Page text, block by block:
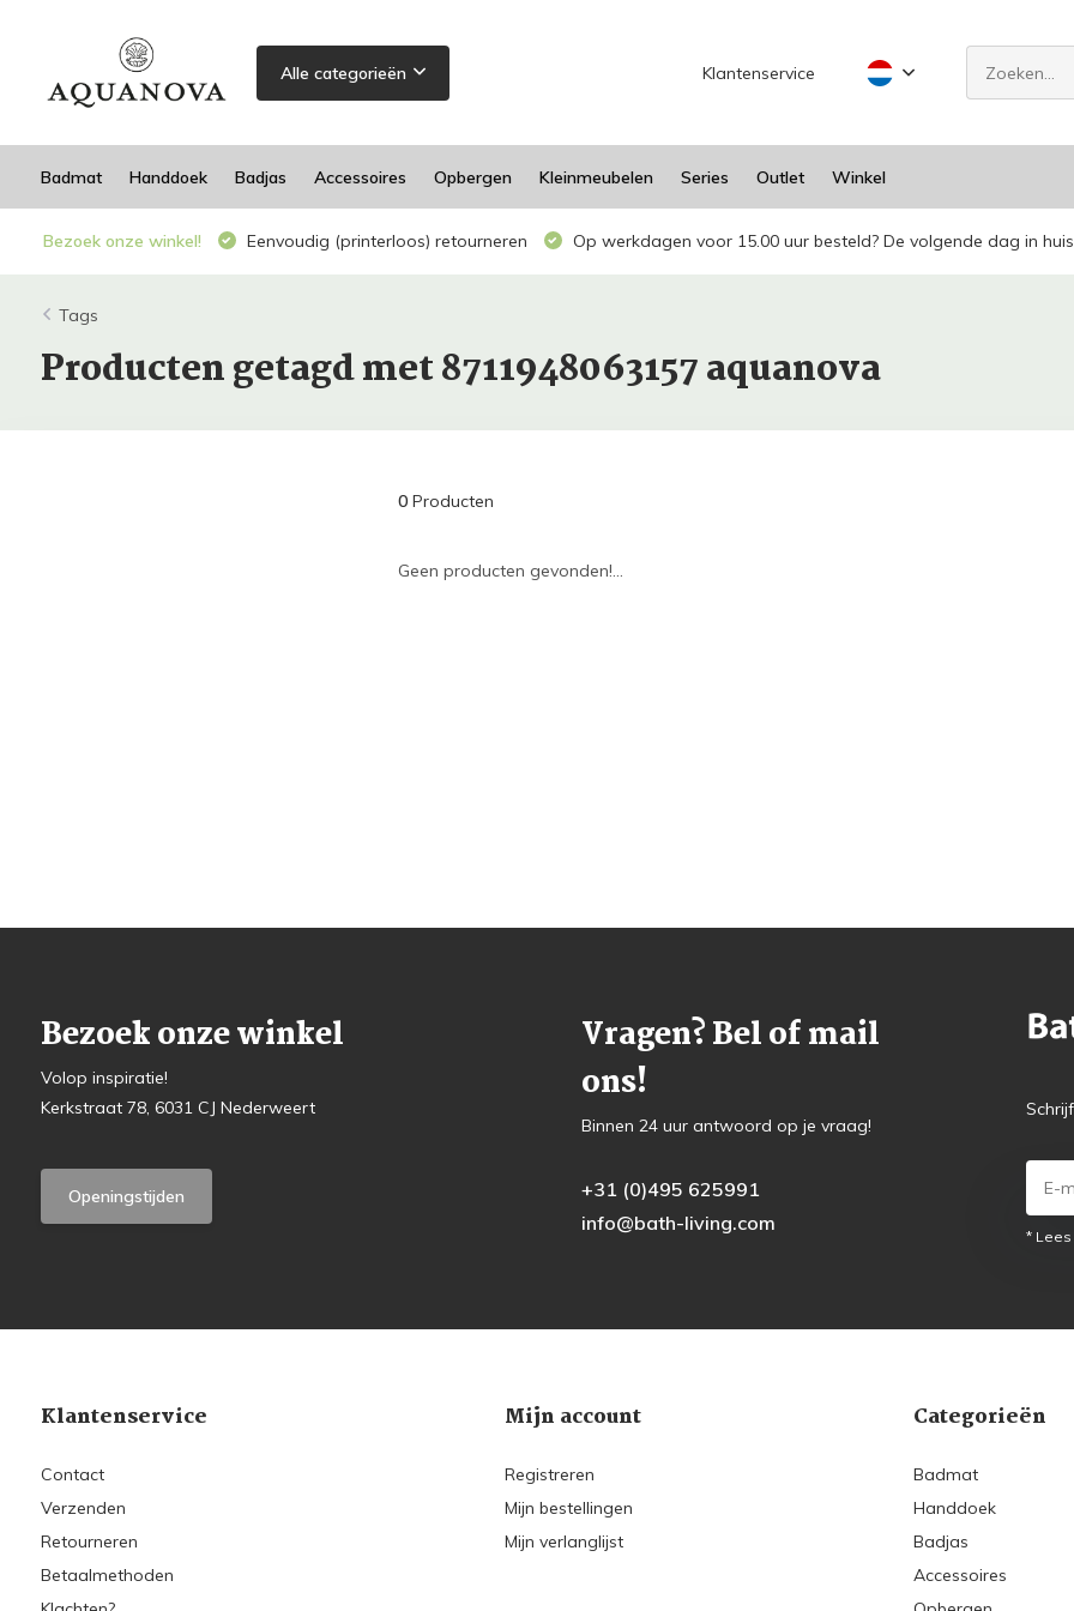
Alle categorieën Klantenservice
Badmat Handdoek Badjas Accessoires Opbergen Kleinmeubelen Series Outlet Winkel
Bezoek onze winkel! Eenvoudig (printerloos) retourneren Op werkdagen voor 15.00 uur besteld? De volgende dag in
Tags
Producten getagd met 8711948063157 aquanova
0Producten
Geen producten gevonden!...
Bezoek onze winkel
Volop inspiratie!
Kerkstraat 78, 6031 CJ Nederweert
Openingstijden
Vragen? Bel of mail
ons!
Binnen 24 uur antwoord op je vraag!
+31 (0)495 625991
info@bath-living.com
*
Klantenservice
Contact
Verzenden
Retourneren
Betaalmethoden
Mijn account
Registreren
Mijn bestellingen
Mijn verlanglijst
Categorieën
Badmat
Handdoek
Badjas
Accessoires